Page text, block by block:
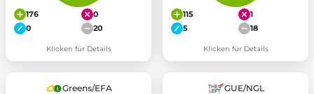
176
0
0
20
Klicken für Details
115
1
5
18
Klicken für Details
Greens/EFA GUE/NGL